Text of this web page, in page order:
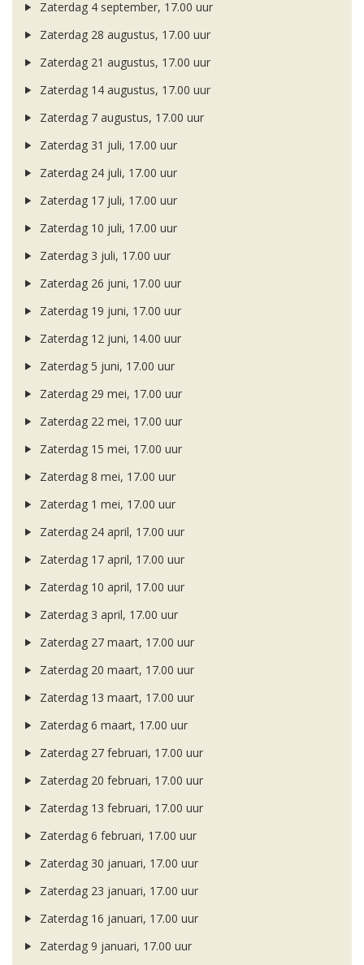
Zaterdag 4 september, 17.00 uur
Zaterdag 28 augustus, 17.00 uur
Zaterdag 21 augustus, 17.00 uur
Zaterdag 14 augustus, 17.00 uur
Zaterdag 7 augustus, 17.00 uur
Zaterdag 31 juli, 17.00 uur
Zaterdag 24 juli, 17.00 uur
Zaterdag 17 juli, 17.00 uur
Zaterdag 10 juli, 17.00 uur
Zaterdag 3 juli, 17.00 uur
Zaterdag 26 juni, 17.00 uur
Zaterdag 19 juni, 17.00 uur
Zaterdag 12 juni, 14.00 uur
Zaterdag 5 juni, 17.00 uur
Zaterdag 29 mei, 17.00 uur
Zaterdag 22 mei, 17.00 uur
Zaterdag 15 mei, 17.00 uur
Zaterdag 8 mei, 17.00 uur
Zaterdag 1 mei, 17.00 uur
Zaterdag 24 april, 17.00 uur
Zaterdag 17 april, 17.00 uur
Zaterdag 10 april, 17.00 uur
Zaterdag 3 april, 17.00 uur
Zaterdag 27 maart, 17.00 uur
Zaterdag 20 maart, 17.00 uur
Zaterdag 13 maart, 17.00 uur
Zaterdag 6 maart, 17.00 uur
Zaterdag 27 februari, 17.00 uur
Zaterdag 20 februari, 17.00 uur
Zaterdag 13 februari, 17.00 uur
Zaterdag 6 februari, 17.00 uur
Zaterdag 30 januari, 17.00 uur
Zaterdag 23 januari, 17.00 uur
Zaterdag 16 januari, 17.00 uur
Zaterdag 9 januari, 17.00 uur